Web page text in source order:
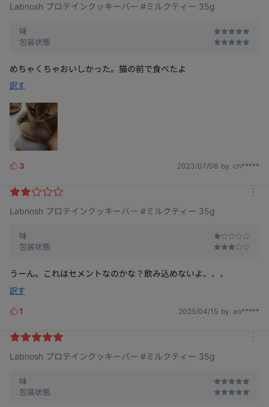
s
Labnosh プロテインクッキーバー #ミルクティー 35g
味
包装状態
めちゃくちゃおいしかった。猫の前で食べたよ
訳す
L
k
s
3 2023/07/06 by. ch*****
Labnosh プロテインクッキーバー #ミルクティー 35g
味
包装状態
うーん。これはセメントなのかな？飲み込めないよ、、、
訳す
L
k
s
1 2025/04/15 by. ao*****
Labnosh プロテインクッキーバー #ミルクティー 35g
味
包装状態